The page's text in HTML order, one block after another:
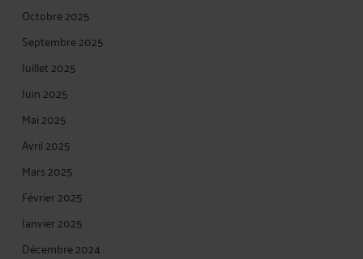
Octobre 2025
Septembre 2025
Juillet 2025
Juin 2025
Mai 2025
Avril 2025
Mars 2025
Février 2025
Janvier 2025
Décembre 2024